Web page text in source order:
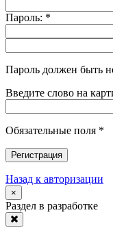
Пароль: *
Пароль должен быть
Введите слово на
Обязательные поля *
Регистрация
Назад к авторизации
×
Раздел в разработке